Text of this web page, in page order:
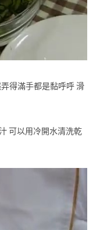
得滿手都是黏呼呼 滑
可以用冷開水清洗乾